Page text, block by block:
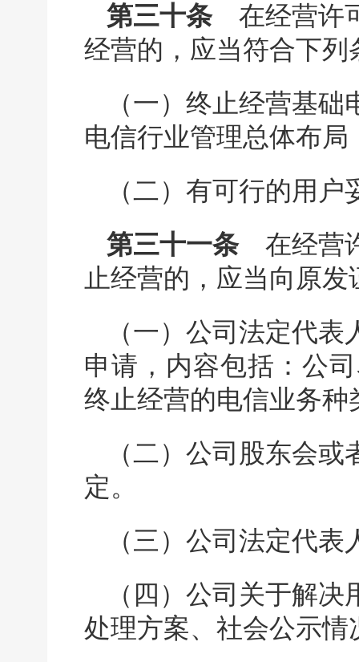
第三十条在经营许可
经营的，应当符合下列
（一）终止经营基
电信行业管理总体布局
（二）有可行的用
第三十一条在经营许
止经营的，应当向原
（一）公司法定代
申请，内容包括：公
终止经营的电信业务
（二）公司股东会
定。
（三）公司法定代
（四）公司关于解
处理方案、社会公示